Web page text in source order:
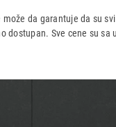
da garantuje da su
Sve cene su sa